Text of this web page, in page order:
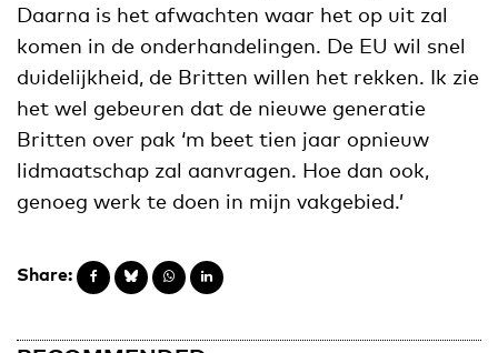
Daarna is het afwachten waar het op uit zal
komen in de onderhandelingen. De EU wil snel
duidelijkheid, de Britten willen het rekken. Ik zie
het wel gebeuren dat de nieuwe generatie
Britten over pak ‘m beet tien jaar opnieuw
lidmaatschap zal aanvragen. Hoe dan ook,
genoeg werk te doen in mijn vakgebied.’
Share: